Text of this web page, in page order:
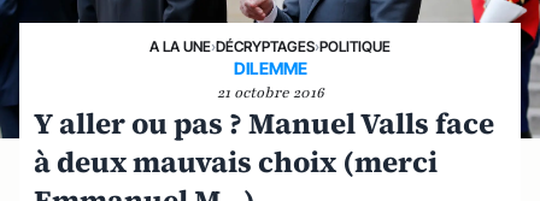
A LA UNE›DÉCRYPTAGES›POLITIQUE
DILEMME
21 octobre 2016
Y aller ou pas ? Manuel Valls face
à deux mauvais choix (merci